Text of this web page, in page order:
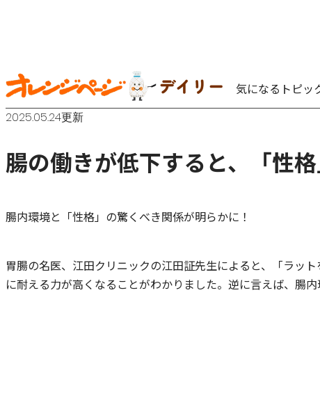
気になるトピッ
2025.05.24更新
腸の働きが低下すると、「性
腸内環境と「性格」の驚くべき関係が明らかに！
胃腸の名医、江田クリニックの江田証先生によると、「ラッ
に耐える力が高くなることがわかりました。逆に言えば、腸